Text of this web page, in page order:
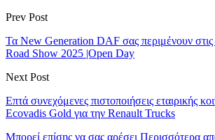
Prev Post
Τα New Generation DAF σας περιμένουν
Road Show 2025 |Open Day
Next Post
Επτά συνεχόμενες πιστοποιήσεις εταιρικής
Ecovadis Gold για την Renault Trucks
Μπορεί επίσης να σας αρέσει Περισσότερα